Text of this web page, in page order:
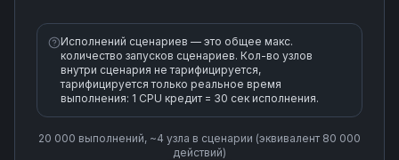
Исполнений сценариев — это общее макс.
количество запусков сценариев. Кол-во узлов
внутри сценария не тарифицируется,
тарифицируется только реальное время
выполнения: 1 CPU кредит = 30 сек исполнения.
20 000 выполнений, ~4 узла в сценарии (эквивалент 80 000
действий)